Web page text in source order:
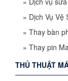
» Dịch Vụ Vệ
» Thay bàn
» Thay pin
THỦ THUẬT